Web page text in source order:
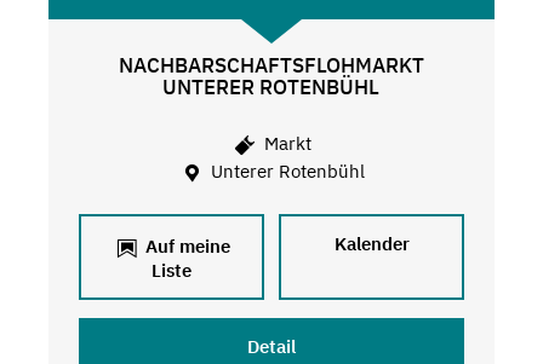
NACHBARSCHAFTSFLOHMARKT
UNTERER ROTENBÜHL
Markt
Unterer Rotenbühl
Auf meine
Liste
Kalender
Detail